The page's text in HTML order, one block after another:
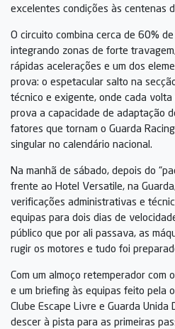
excelentes condições às centenas
O circuito combina cerca de 60%
integrando zonas de forte
rápidas acelerações e um dos
prova: o espetacular salto na
técnico e exigente, onde cada
prova a capacidade de adaptação
fatores que tornam o Guarda
singular no calendário nacional.
Na manhã de sábado, depois do
frente ao Hotel Versatile, na
verificações administrativas e
equipas para dois dias de
público que por ali passava, as
rugir os motores e tudo foi
Com um almoço retemperador com
e um briefing às equipas feito pela
Clube Escape Livre e Guarda Unida
descer à pista para as primeiras